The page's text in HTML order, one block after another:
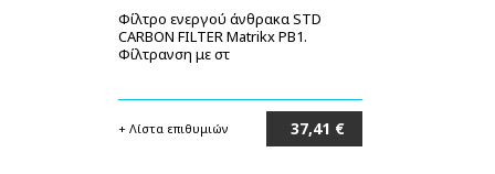
Φίλτρο ενεργού άνθρακα STD
CARBON FILTER Matrikx PB1.
Φίλτρανση με στ
+ Λίστα επιθυμιών 37,41 €